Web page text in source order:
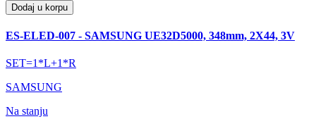
Dodaj u korpu
ES-ELED-007 - SAMSUNG UE32D5000, 348mm, 2X44, 3V
SET=1*L+1*R
SAMSUNG
Na stanju